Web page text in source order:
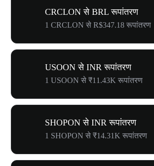
CRCLON से BRL रूपांतरण
1 CRCLON से R$347.18 रूपांतरण
USOON से INR रूपांतरण
1 USOON से ₹11.43K रूपांतरण
SHOPON से INR रूपांतरण
1 SHOPON से ₹14.31K रूपांतरण